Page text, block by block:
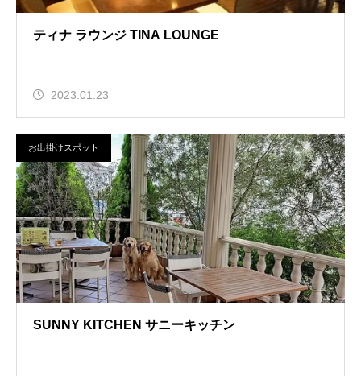
ティナ ラウンジ TINA LOUNGE
2023.01.23
お出掛けスポット
SUNNY KITCHEN サニーキッチン